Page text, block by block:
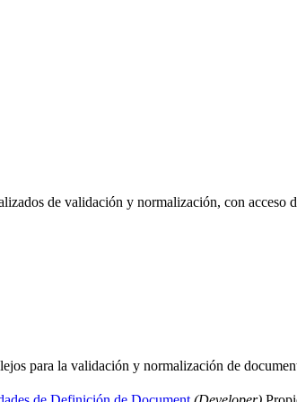
de validación y normalización, con acceso
para la validación y normalización de